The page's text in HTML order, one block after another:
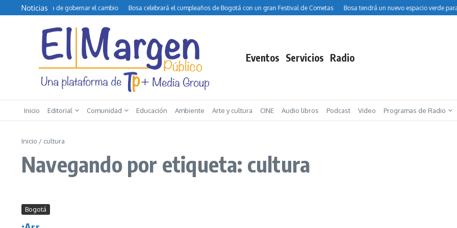
Saltar al contenido
Noticias
y la difícil tarea de gobernar el cambio Bosa celebrará el cumpleaños de Bogotá con un gran Festival de Cometas Bosa tendrá un nuevo espacio verde para
Eventos Servicios Radio
Inicio Editorial Comunidad Educación Ambiente Arte y cultura CINE Audio libros Podcast Video Programas de Radio
Inicio / cultura
Navegando por etiqueta: cultura
Bogotá